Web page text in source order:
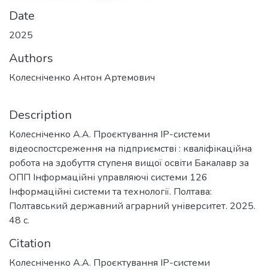
Date
2025
Authors
Колесніченко Антон Артемович
Description
Колесніченко А.А. Проєктування ІР-системи
відеоспостсреження на підприємстві : кваліфікаційна
робота на здобуття ступеня вищої освіти Бакалавр за
ОПП Інформаційні управляючі системи 126
Інформаційні системи та технології. Полтава:
Полтавський державний аграрний університет. 2025.
48 с.
Citation
Колесніченко А.А. Проєктування ІР-системи